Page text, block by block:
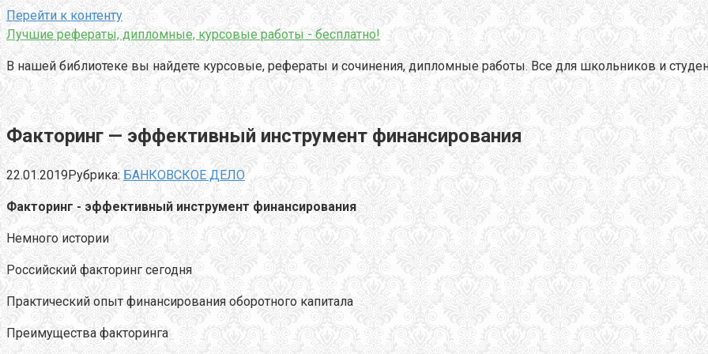
Перейти к контенту
Лучшие рефераты, дипломные, курсовые работы - бесплатно!
В нашей библиотеке вы найдете курсовые, рефераты и сочинения, дипломные работы. Все для школьников и
Факторинг — эффективный инструмент финансирования
22.01.2019Рубрика: БАНКОВСКОЕ ДЕЛО
Факторинг - эффективный инструмент финансирования
Немного истории
Российский факторинг сегодня
Практический опыт финансирования оборотного капитала
Преимущества факторинга